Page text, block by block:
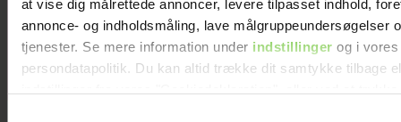
at vise dig målrettede annoncer, levere tilpasset indhold,
annonce- og indholdsmåling, lave målgruppeundersøgelser
tjenester. Se mere information under indstillinger og i vores
persondatapolitik. Du kan altid trække dit samtykke tilbage